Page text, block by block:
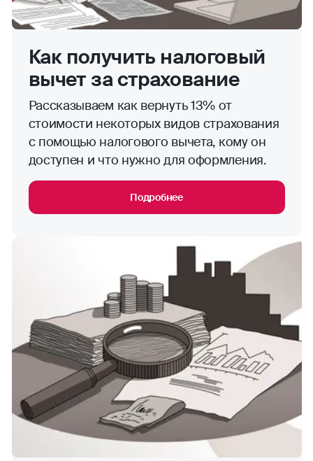
Как получить налоговый
вычет за страхование
Рассказываем как вернуть 13% от
стоимости некоторых видов страхования
с помощью налогового вычета, кому он
доступен и что нужно для оформления.
Подробнее